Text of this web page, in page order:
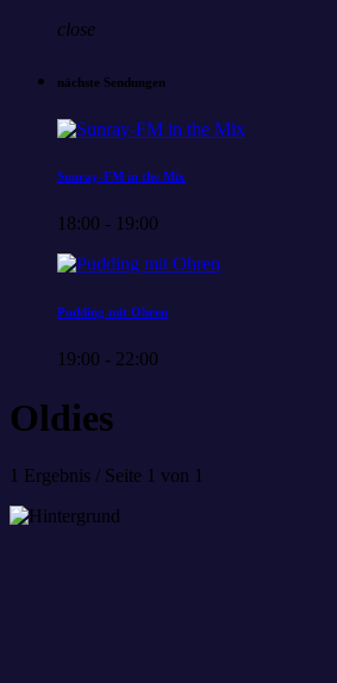
close
nächste Sendungen
Sunray-FM in the Mix
18:00 - 19:00
Pudding mit Ohren
19:00 - 22:00
Oldies
1 Ergebnis / Seite 1 von 1